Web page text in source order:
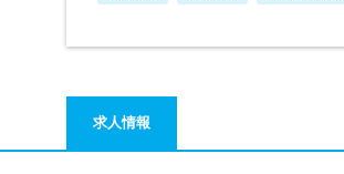
求人情報